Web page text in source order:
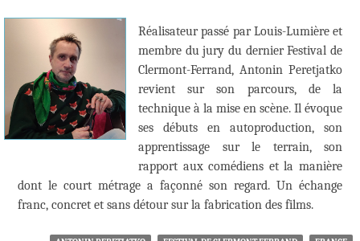
Réalisateur passé par Louis-Lumière et
membre du jury du dernier Festival de
Clermont-Ferrand, Antonin Peretjatko
revient sur son parcours, de la
technique à la mise en scène. Il évoque
ses débuts en autoproduction, son
apprentissage sur le terrain, son
rapport aux comédiens et la manière
dont le court métrage a façonné son regard. Un échange
franc, concret et sans détour sur la fabrication des films.